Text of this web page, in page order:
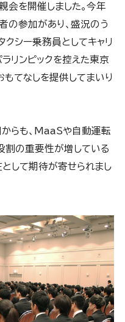
を開催しました。今年
参加があり、盛況のう
クシー乗務員としてキャリ
ラリンピックを控えた東京
てなしを提供してまいり
らも、MaaSや自動運転
割の重要性が増している
して期待が寄せられまし